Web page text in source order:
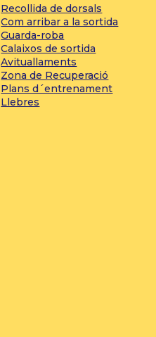
Recollida de dorsals
Com arribar a la sortida
Guarda-roba
Calaixos de sortida
Avituallaments
Zona de Recuperació
Plans d´entrenament
Llebres